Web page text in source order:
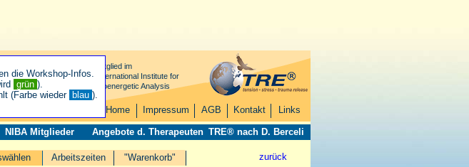
Mitglied im
International Institute for
Bioenergetic Analysis
Home Impressum AGB Kontakt Links
NIBA Mitglieder Angebote d. Therapeuten TRE® nach D. Berceli
zurück
Arbeitszeiten "Warenkorb"
die Workshop-Infos.
grün ).
(Farbe wieder blau ).